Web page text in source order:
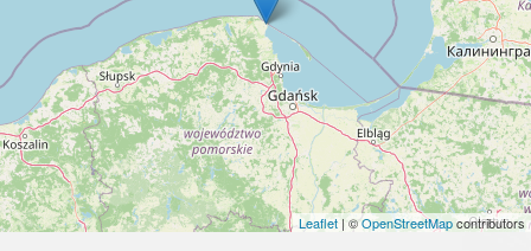
Leaflet | ©OpenStreetMapcontributors